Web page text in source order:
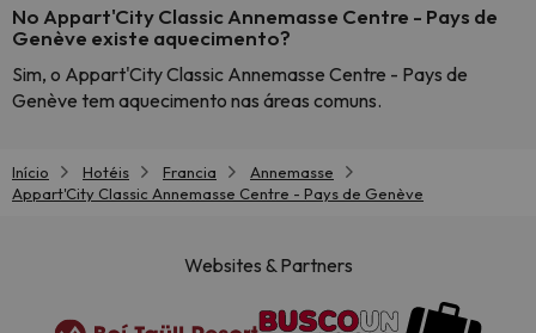
No Appart'City Classic Annemasse Centre - Pays de
Genève existe aquecimento?
Sim, o Appart'City Classic Annemasse Centre - Pays de
Genève tem aquecimento nas áreas comuns.
Início Hotéis Francia
Annemasse
Appart'City Classic Annemasse Centre - Pays de Genève
Websites & Partners